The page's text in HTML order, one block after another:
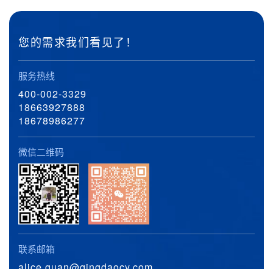
您的需求我们看见了！
服务热线
400-002-3329
18663927888
18678986277
微信二维码
联系邮箱